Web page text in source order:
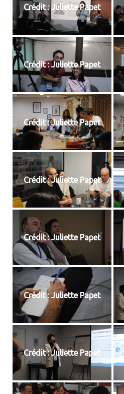
Crédit : Juliette Papet
Crédit : Juliette Papet
Crédit : Juliette Papet
Crédit : Juliette Papet
Crédit : Juliette Papet
Crédit : Juliette Papet
Crédit : Juliette Papet